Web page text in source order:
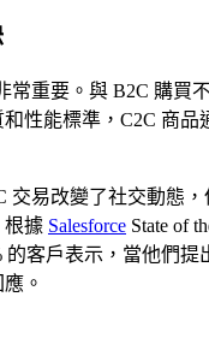
常重要。與 B2C 購買
性能標準，C2C 商品
交易改變了社交動態
根據 Salesforce State of
的客戶表示，當他們提
。